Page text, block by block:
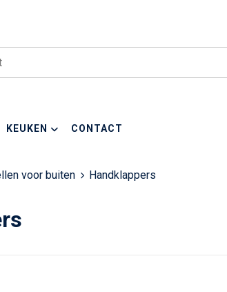
KEUKEN CONTACT
voor buiten Handklappers